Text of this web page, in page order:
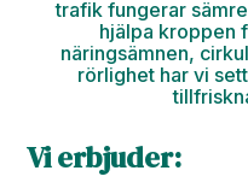
trafik fungerar
hjälpa kroppen
näringsämnen,
rörlighet har vi
Vi erbjuder: